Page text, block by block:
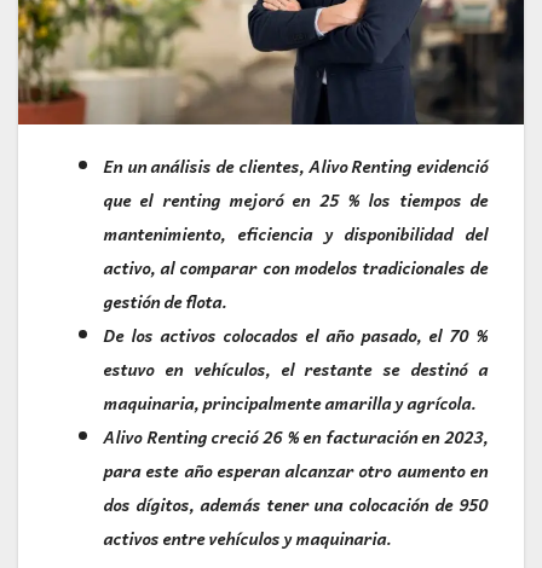
En un análisis de clientes, Alivo Renting evidenció
que el renting mejoró en 25 % los tiempos de
mantenimiento, eficiencia y disponibilidad del
activo, al comparar con modelos tradicionales de
gestión de flota.
De los activos colocados el año pasado, el 70 %
estuvo en vehículos, el restante se destinó a
maquinaria, principalmente amarilla y agrícola.
Alivo Renting creció 26 % en facturación en 2023,
para este año esperan alcanzar otro aumento en
dos dígitos, además tener una colocación de 950
activos entre vehículos y maquinaria.